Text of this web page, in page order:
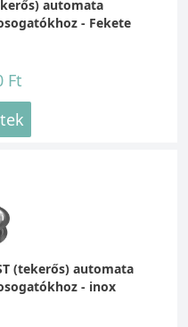
automata
- Fekete
Ft
(tekerős) automata
- inox